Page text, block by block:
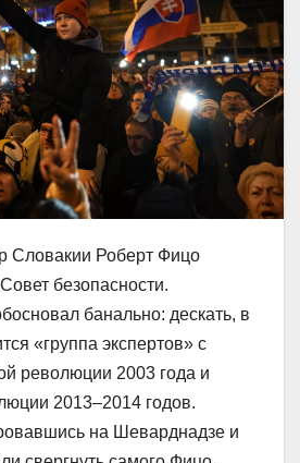
Словакии Роберт Фицо
безопасности.
банально: дескать, в
«группа экспертов» с
революции 2003 года и
2013–2014 годов.
на Шеварднадзе и